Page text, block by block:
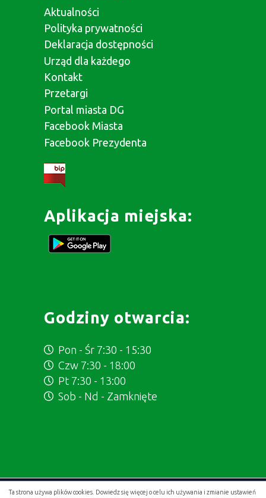
Ta strona używa plików cookies. Dowiedz się więcej o celu ich używania i zmianie ustawień
Aktualności
Polityka prywatności
Deklaracja dostępności
Urząd dla każdego
Kontakt
Przetargi
Portal miasta DG
Facebook Miasta
Facebook Prezydenta
Aplikacja miejska:
Godziny otwarcia:
Pon - Śr 7:30 - 15:30
Czw 7:30 - 18:00
Pt 7:30 - 13:00
Sob - Nd - Zamknięte